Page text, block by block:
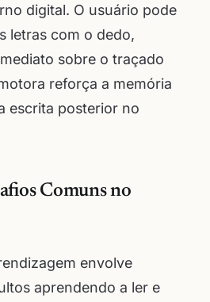
digital. O usuário pode
letras com o dedo,
sobre o traçado
reforça a memória
escrita posterior no
Comuns no
envolve
aprendendo a ler e